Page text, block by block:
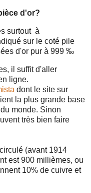
d'or?
surtout à
sur le coté pile
d'or pur à 999 ‰
il suffit d'aller
ligne.
dont le site sur
la plus grande base
monde. Sinon
très bien faire
(avant 1914
est 900 millièmes, ou
10% de cuivre et